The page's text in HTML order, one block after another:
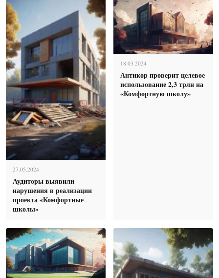
27.05.2024
Аудиторы выявили
нарушения в реализации
проекта «Комфортные
школы»
18.03.2024
Антикор проверит целевое
использование 2,3 трлн на
«Комфортную школу»